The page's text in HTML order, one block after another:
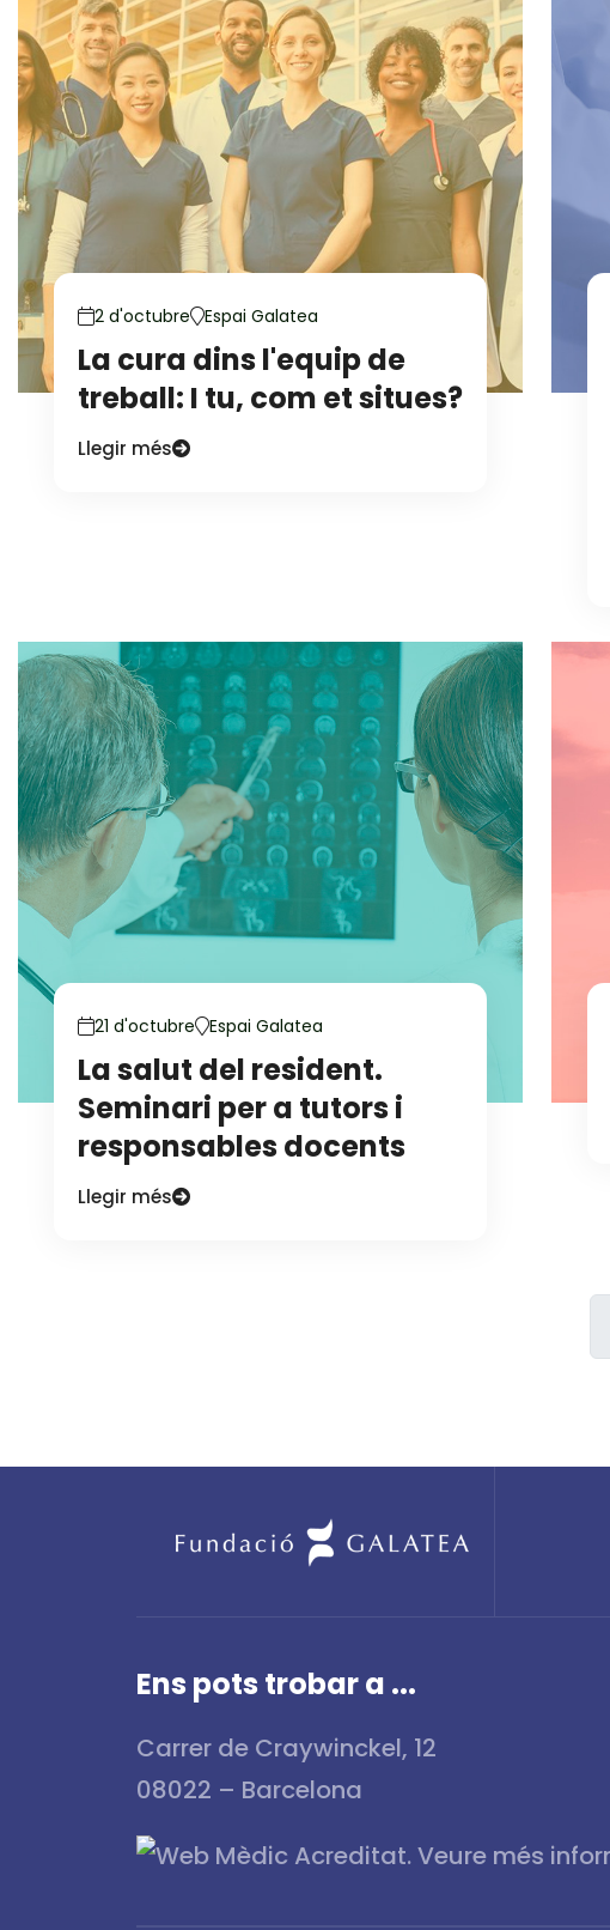
2 d'octubre Espai Galatea
La cura dins l'equip de
treball: I tu, com et situes?
Llegir més
21 d'octubre Espai Galatea
La salut del resident.
Seminari per a tutors i
responsables docents
Llegir més
Ens pots trobar a ...
Carrer de Craywinckel, 12
08022 – Barcelona